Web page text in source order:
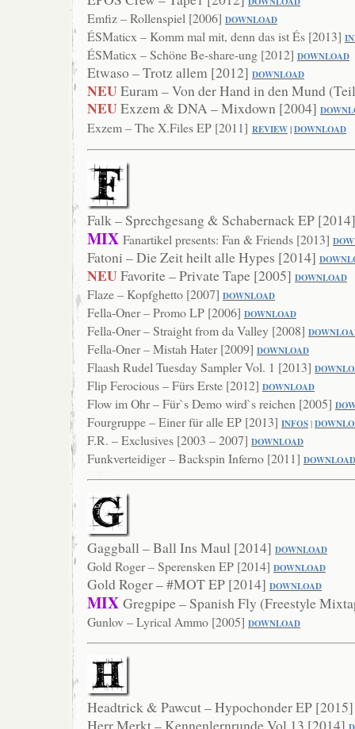
Emfiz – Rollenspiel [2006] DOWNLOAD
ÉSMaticx – Komm mal mit, denn das ist És [2013]
ÉSMaticx – Schöne Be-share-ung [2012] DOWNLOAD
Etwaso – Trotz allem [2012] DOWNLOAD
NEUEuram – Von der Hand in den Mund
NEUExzem & DNA – Mixdown [2004]
Exzem – The X.Files EP [2011] REVIEW|DOWNLOAD
Falk – Sprechgesang & Schabernack EP
MIX Fanartikel presents: Fan & Friends [2013]
Fatoni – Die Zeit heilt alle Hypes [2014]
NEUFavorite – Private Tape [2005] DOWNLOAD
Flaze – Kopfghetto [2007] DOWNLOAD
Fella-Oner – Promo LP [2006] DOWNLOAD
Fella-Oner – Straight from da Valley [2008]
Fella-Oner – Mistah Hater [2009] DOWNLOAD
Flaash Rudel Tuesday Sampler Vol. 1 [2013] DOWN
Flip Ferocious – Fürs Erste [2012] DOWNLOAD
Flow im Ohr – Für`s Demo wird`s reichen [2005]
Fourgruppe – Einer für alle EP [2013] INFOS |
F.R. – Exclusives [2003 – 2007] DOWNLOAD
Funkverteidiger – Backspin Inferno [2011] DOWNLOAD
Gaggball – Ball Ins Maul [2014] DOWNLOAD
Gold Roger – Sperensken EP [2014] DOWNLOAD
Gold Roger – #MOT EP [2014] DOWNLOAD
MIX Gregpipe – Spanish Fly (Freestyle
Gunlov – Lyrical Ammo [2005] DOWNLOAD
Headtrick & Pawcut – Hypochonder EP